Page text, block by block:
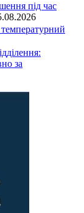
під час
за